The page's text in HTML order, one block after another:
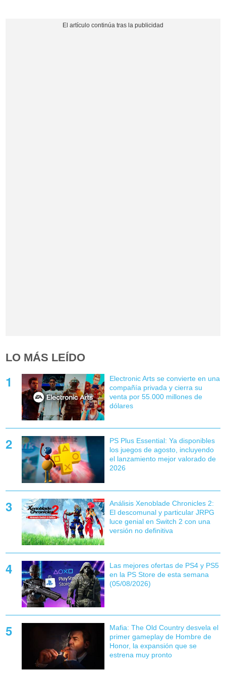
LO MÁS LEÍDO
Electronic Arts se convierte en una
compañía privada y cierra su
venta por 55.000 millones de
dólares
PS Plus Essential: Ya disponibles
los juegos de agosto, incluyendo
el lanzamiento mejor valorado de
2026
Análisis Xenoblade Chronicles 2:
El descomunal y particular JRPG
luce genial en Switch 2 con una
versión no definitiva
Las mejores ofertas de PS4 y PS5
en la PS Store de esta semana
(05/08/2026)
Mafia: The Old Country desvela el
primer gameplay de Hombre de
Honor, la expansión que se
estrena muy pronto